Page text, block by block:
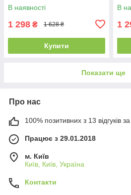
В наявності
1 298 ₴ 1 628 ₴
Купити
В
1
Показати ще
Про нас
100% позитивних з 13 відгуків за
Працює з 29.01.2018
м. Київ
Київ, Київ, Україна
Контакти